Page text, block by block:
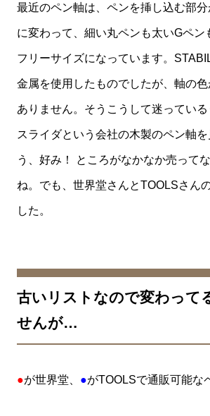
最近のペン軸は、ペンを挿し込む部
に変わって、細い丸ペンも太いGペン
フリーサイズになっています。
金属を使用したものでしたが、軸の
ありません。そうこうして迷ってい
スライダという会社の木製のペン軸を
う、好み！ ところがなかなか売って
ね。でも、世界堂さんとTOOLSさん
した。
古いリストなので変わって
せんが…
●が世界堂、 ●がTOOLSで通販可能な